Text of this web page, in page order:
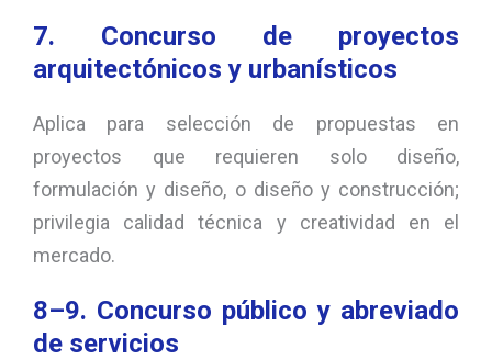
7. Concurso de proyectos
arquitectónicos y urbanísticos
Aplica para selección de propuestas en
proyectos que requieren solo diseño,
formulación y diseño, o diseño y construcción;
privilegia calidad técnica y creatividad en el
mercado.
8–9. Concurso público y abreviado
de servicios